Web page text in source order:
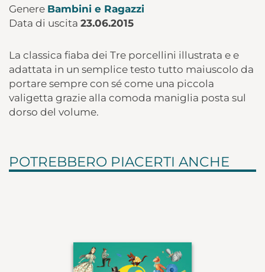
Genere Bambini e Ragazzi
Data di uscita 23.06.2015
La classica fiaba dei Tre porcellini illustrata e e
adattata in un semplice testo tutto maiuscolo da
portare sempre con sé come una piccola
valigetta grazie alla comoda maniglia posta sul
dorso del volume.
POTREBBERO PIACERTI ANCHE